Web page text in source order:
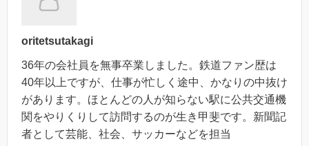
oritetsutakagi
36年の会社員を無事卒業しました。鉄道ファン歴は
40年以上ですが、仕事が忙しく途中、かなりの中抜け
があります。ほとんどの人が知らない駅に公共交通機
関をやりくりして訪問するのが生き甲斐です。新聞記
者として芸能、社会、サッカーなどを担当